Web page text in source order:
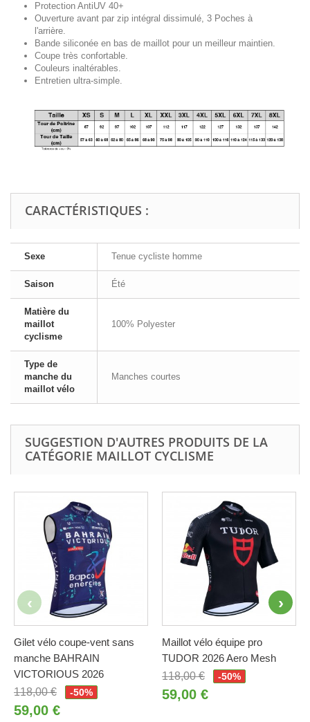
Protection AntiUV 40+
Ouverture avant par zip intégral dissimulé, 3 Poches à
l'arrière.
Bande siliconée en bas de maillot pour un meilleur maintien.
Coupe très confortable.
Couleurs inaltérables.
Entretien ultra-simple.
CARACTÉRISTIQUES :
Sexe Tenue cycliste homme
Saison Été
Matière du
maillot
cyclisme
100% Polyester
Type de
manche du
maillot vélo
Manches courtes
SUGGESTION D'AUTRES PRODUITS DE LA
CATÉGORIE MAILLOT CYCLISME
Gilet vélo coupe-vent sans
manche BAHRAIN
VICTORIOUS 2026
118,00 €
-50%
59,00 €
Maillot vélo équipe pro
TUDOR 2026 Aero Mesh
118,00 €
-50%
59,00 €